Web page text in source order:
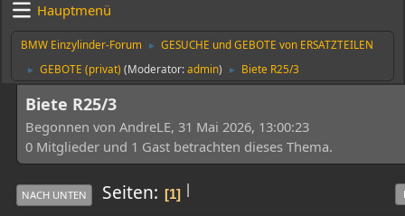
Hauptmenü
BMW Einzylinder-Forum ► GESUCHE und GEBOTE von ERSATZTEILEN
► GEBOTE (privat) (Moderator:admin) ► Biete R25/3
Biete R25/3
Begonnen von AndreLE, 31 Mai 2026, 13:00:23
0 Mitglieder und 1 Gast betrachten dieses Thema.
|
NACH UNTEN Seiten 1